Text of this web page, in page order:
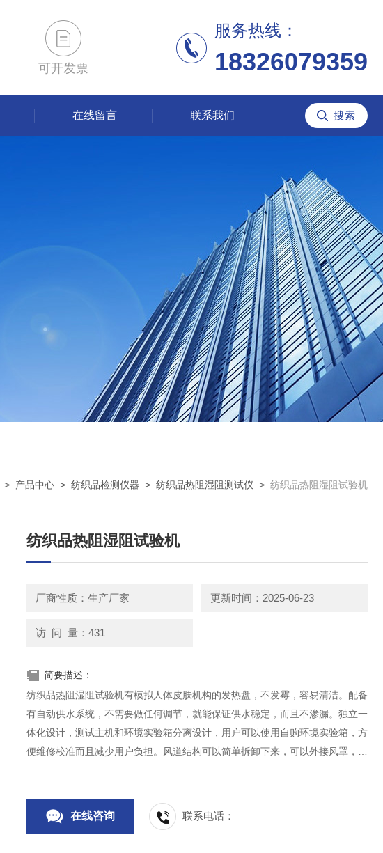
可开发票
服务热线：
18326079359
在线留言 联系我们
> 产品中心 > 纺织品检测仪器 > 纺织品热阻湿阻测试仪 > 纺织品热阻湿阻试验机
纺织品热阻湿阻试验机
厂商性质：生产厂家 更新时间：2025-06-23
访 问 量：431
简要描述：
纺织品热阻湿阻试验机有模拟人体皮肤机构的发热盘，不发霉，容易清洁。配备
有自动供水系统，不需要做任何调节，就能保证供水稳定，而且不渗漏。独立一
体化设计，测试主机和环境实验箱分离设计，用户可以使用自购环境实验箱，方
便维修校准而且减少用户负担。风道结构可以简单拆卸下来，可以外接风罩，满
在线咨询 联系电话：